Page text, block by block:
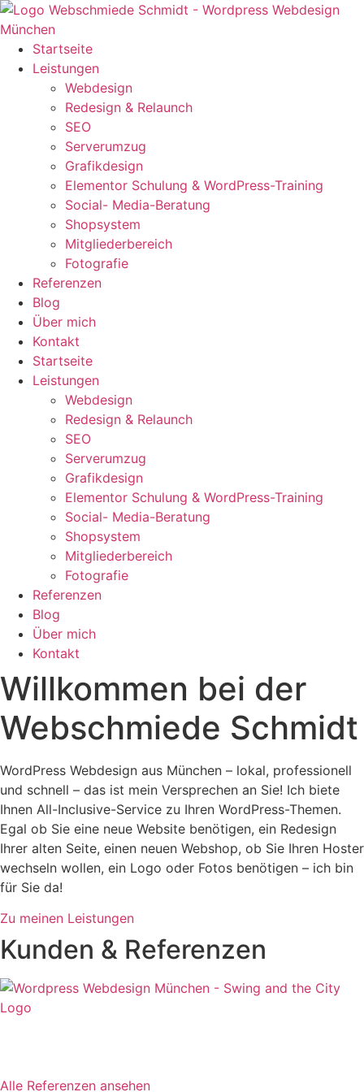
Startseite
Leistungen
Webdesign
Redesign & Relaunch
SEO
Serverumzug
Grafikdesign
Elementor Schulung & WordPress-Training
Social- Media-Beratung
Shopsystem
Mitgliederbereich
Fotografie
Referenzen
Blog
Über mich
Kontakt
Startseite
Leistungen
Webdesign
Redesign & Relaunch
SEO
Serverumzug
Grafikdesign
Elementor Schulung & WordPress-Training
Social- Media-Beratung
Shopsystem
Mitgliederbereich
Fotografie
Referenzen
Blog
Über mich
Kontakt
Willkommen bei der
Webschmiede Schmidt
WordPress Webdesign aus München – lokal, professionell
und schnell – das ist mein Versprechen an Sie! Ich biete
Ihnen All-Inclusive-Service zu Ihren WordPress-Themen.
Egal ob Sie eine neue Website benötigen, ein Redesign
Ihrer alten Seite, einen neuen Webshop, ob Sie Ihren Hoster
wechseln wollen, ein Logo oder Fotos benötigen – ich bin
für Sie da!
Zu meinen Leistungen
Kunden & Referenzen
Alle Referenzen ansehen